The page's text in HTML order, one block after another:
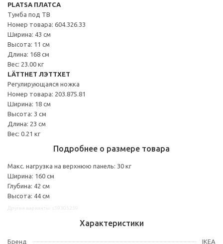
PLATSA ПЛАТСА
Тумба под ТВ
Номер товара: 604.326.33
Ширина: 43 см
Высота: 11 см
Длина: 168 см
Вес: 23.00 кг
LÄTTHET ЛЭТТХЕТ
Регулирующаяся ножка
Номер товара: 203.875.81
Ширина: 18 см
Высота: 3 см
Длина: 23 см
Вес: 0.21 кг
Подробнее о размере товара
Макс. нагрузка на верхнюю панель: 30 кг
Ширина: 160 см
Глубина: 42 см
Высота: 44 см
Характеристики
Бренд
IKEA